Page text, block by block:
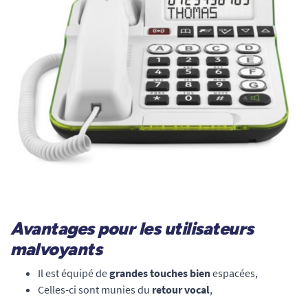
Avantages pour les utilisateurs
malvoyants
Il est équipé degrandes touches bienespacées,
Celles-ci sont munies du retour vocal,